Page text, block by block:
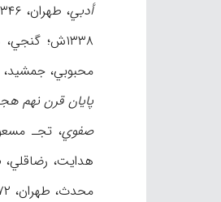
أدبي، طهران، ۱۳۴۶ش؛ کریمي، بهمن،
۱۳۳۸ش؛ گنجي، محمدحسن، «نواحي و مناطق إیران»،
محبوبي، جمشید،
پایان قرن نهم
صفوي، تجـ مسعود رجب‌نیا،
هدایت، رضاقلي،
محدث، طهران، ۱۳۷۲ش.